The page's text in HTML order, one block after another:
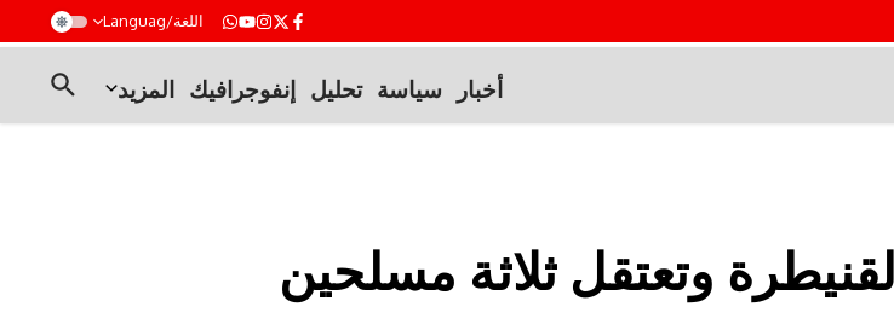
اللغة/Languag
أخبار سياسة تحليل إنفوجرافيك المزيد
وتعتقل ثلاثة مسلحين